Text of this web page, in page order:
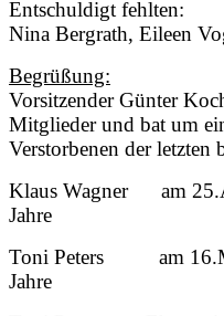
Entschuldigt fehlten:
Nina Bergrath, Eileen
Begrüßung:
Vorsitzender Günter
Mitglieder und bat um
Verstorbenen der letzten
Klaus Wagner am
Jahre
Toni Peters am
Jahre